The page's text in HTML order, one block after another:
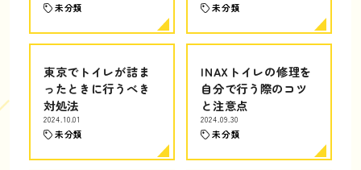
未分類 未分類
東京でトイレが詰ま
ったときに行うべき
対処法
2024.10.01
未分類
INAXトイレの修理を
自分で行う際のコツ
と注意点
2024.09.30
未分類